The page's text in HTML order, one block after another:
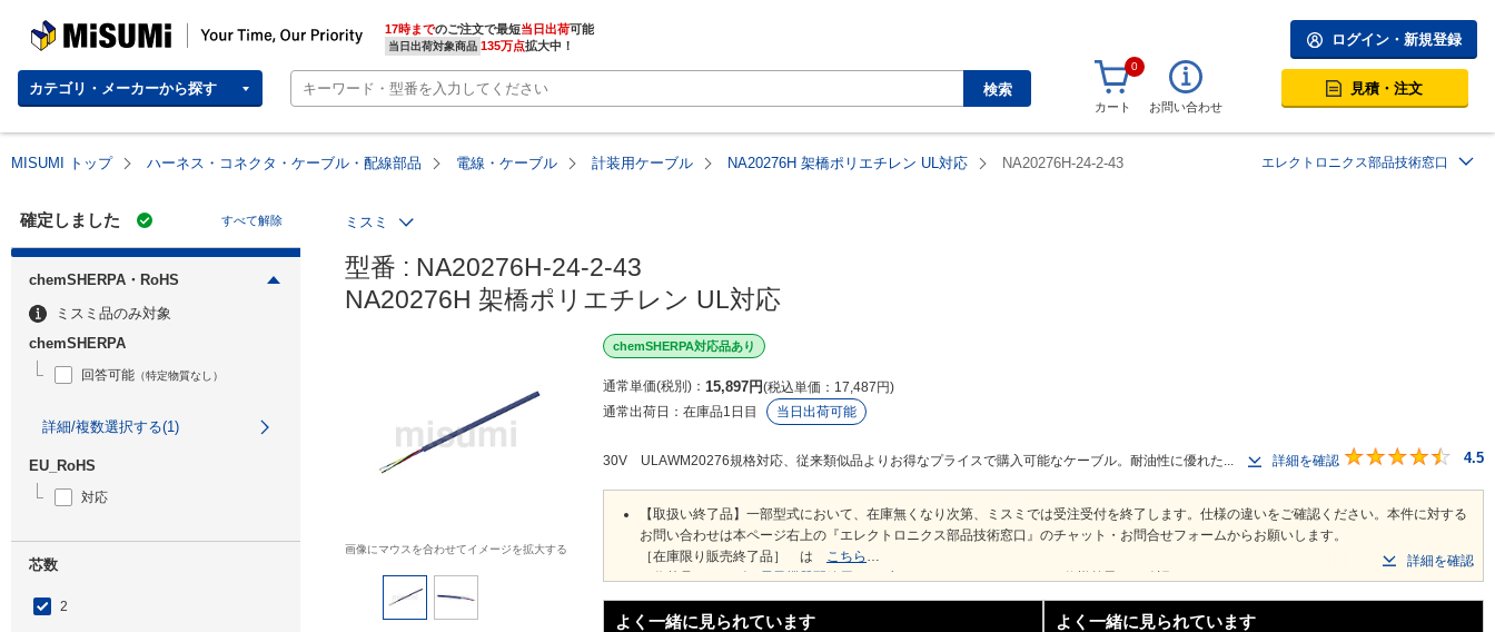
MISUMI | Your Time, Our Priority 17時までのご注文で最短当日出荷
当日出荷対象商品 135万点拡大中！
カテゴリ・メーカーから探す 検索
ログイン・新規登録
0
カート お問い合わせ
見積・注文
MISUMI トップ ハーネス・コネクタ・ケーブル・配線部品 電線・ケーブル 計装用ケーブル NA20276H 架橋ポリエチレン UL対応 NA20276H-24-2-43 エレクトロニクス部品技術窓口
確定しました すべて解除
chemSHERPA・RoHS
ミスミ品のみ対象
chemSHERPA
回答可能 （特定物質なし）
詳細/複数選択する(1)
EU_RoHS
対応
芯数
2
ミスミ
型番 : NA20276H-24-2-43
NA20276H 架橋ポリエチレン UL対応
画像にマウスを合わせてイメージを拡大する
chemSHERPA対応品あり
通常単価(税別) 15,897円 税込単価 17,487円
通常出荷日： 在庫品1日目 当日出荷可能
30V ULAWM20276規格対応、従来類似品よりお得なプライスで購入可能なケーブル。耐油性に優れた... 詳細を確認 4.5
【取扱い終了品】一部型式において、在庫無くなり次第、ミスミでは受注受付を終了します。仕様の違いをご確認ください。本件に対する
お問い合わせは本ページ右上の『エレクトロニクス部品技術窓口』のチャット・お問合せフォームからお願いします。
［在庫限り販売終了品］ は こちら
※代替品シリーズ電子機器配線用ケーブル HK／20276 XL LFから仕様差異をご確認ください。
詳細を確認
よく一緒に見られています よく一緒に見られています